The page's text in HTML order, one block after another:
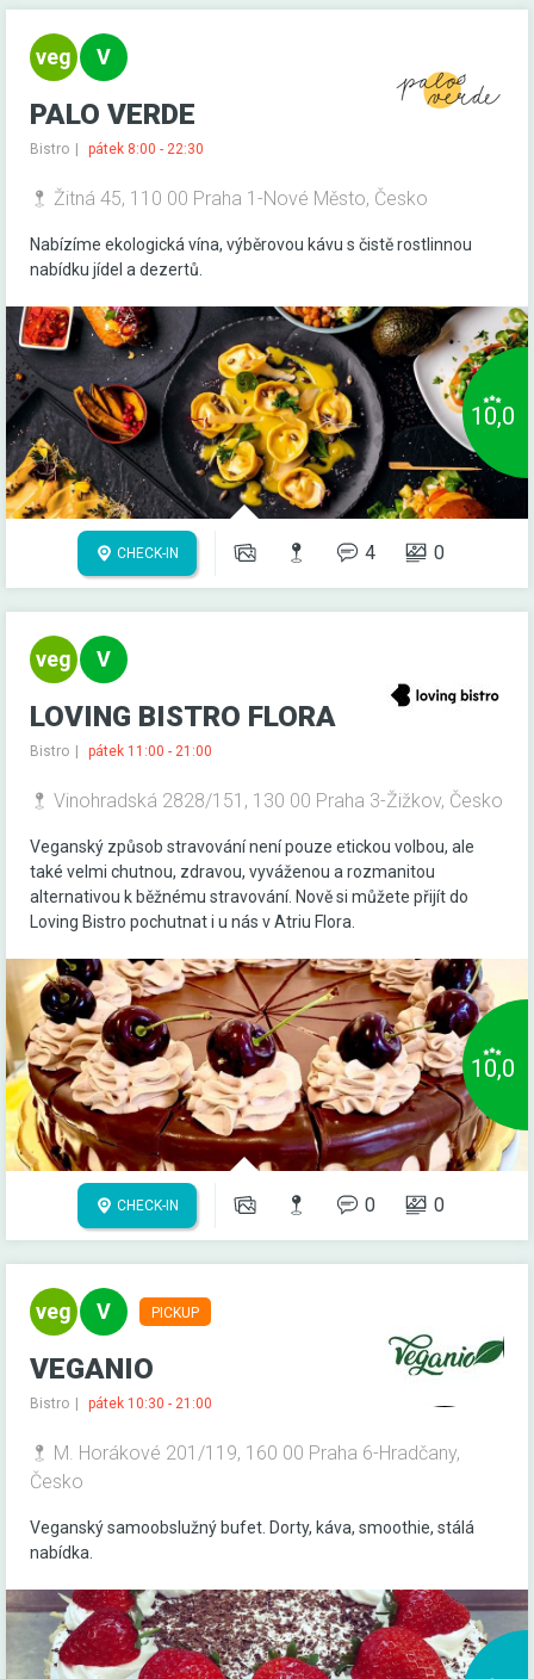
PALO VERDE
Bistro pátek 8:00 - 22:30
Žitná 45, 110 00 Praha 1-Nové Město, Česko
Nabízíme ekologická vína, výběrovou kávu s čistě rostlinnou
nabídku jídel a dezertů.
10,0
CHECK-IN 4 0
LOVING BISTRO FLORA
Bistro pátek 11:00 - 21:00
Vinohradská 2828/151, 130 00 Praha 3-Žižkov, Česko
Veganský způsob stravování není pouze etickou volbou, ale
také velmi chutnou, zdravou, vyváženou a rozmanitou
alternativou k běžnému stravování. Nově si můžete přijít do
Loving Bistro pochutnat i u nás v Atriu Flora.
10,0
CHECK-IN 0 0
PICKUP
VEGANIO
Bistro pátek 10:30 - 21:00
M. Horákové 201/119, 160 00 Praha 6-Hradčany,
Česko
Veganský samoobslužný bufet. Dorty, káva, smoothie, stálá
nabídka.